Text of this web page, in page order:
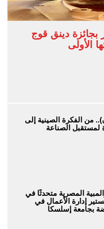
دينق قوج
الأولى
من الفكرة الصينية إلى
لمستقبل الصناعة
المصرية متحدثًا في
إدارة الأعمال في
بجامعة إسلسكا